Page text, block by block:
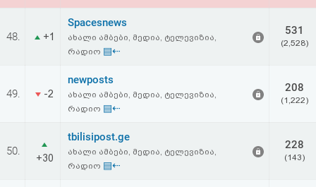
48. +1
Spacesnews
ახალი ამბები, მედია, ტელევიზია,
რადიო ▤⇠
531
(2,528)
49. -2
newposts
ახალი ამბები, მედია, ტელევიზია,
რადიო ▤⇠
208
(1,222)
50.
+30
tbilisipost.ge
ახალი ამბები, მედია, ტელევიზია,
რადიო ▤⇠
228
(143)